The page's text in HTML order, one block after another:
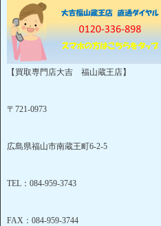
【買取専門店大吉 福山蔵王店】
〒721-0973
広島県福山市南蔵王町6-2-5
TEL：084-959-3743
FAX：084-959-3744